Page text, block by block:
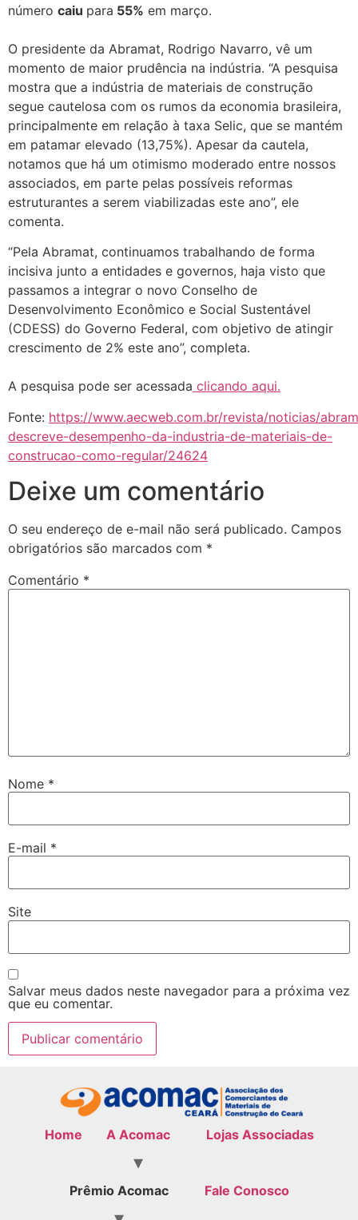
número caiu para 55% em março.
O presidente da Abramat, Rodrigo Navarro, vê um
momento de maior prudência na indústria. “A pesquisa
mostra que a indústria de materiais de construção
segue cautelosa com os rumos da economia brasileira,
principalmente em relação à taxa Selic, que se mantém
em patamar elevado (13,75%). Apesar da cautela,
notamos que há um otimismo moderado entre nossos
associados, em parte pelas possíveis reformas
estruturantes a serem viabilizadas este ano”, ele
comenta.
“Pela Abramat, continuamos trabalhando de forma
incisiva junto a entidades e governos, haja visto que
passamos a integrar o novo Conselho de
Desenvolvimento Econômico e Social Sustentável
(CDESS) do Governo Federal, com objetivo de atingir
crescimento de 2% este ano”, completa.
A pesquisa pode ser acessada clicando aqui.
Fonte: https://www.aecweb.com.br/revista/noticias/
descreve-desempenho-da-industria-de-materiais-de-
construcao-como-regular/24624
Deixe um comentário
O seu endereço de e-mail não será publicado. Campos
obrigatórios são marcados com *
Comentário *
Nome *
E-mail *
Site
Salvar meus dados neste navegador para a próxima vez
que eu comentar.
Home A Acomac Lojas Associadas
Prêmio Acomac Fale Conosco